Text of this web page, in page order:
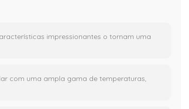
impressionantes o tornam uma
com uma ampla gama de temperaturas,